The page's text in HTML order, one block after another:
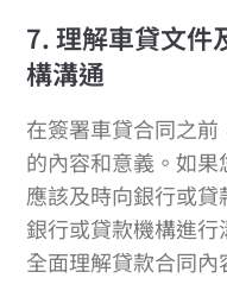
7. 理解車貸文件
構溝通
在簽署車貸合同之
的內容和意義。如果
應該及時向銀行或
銀行或貸款機構進
全面理解貸款合同內